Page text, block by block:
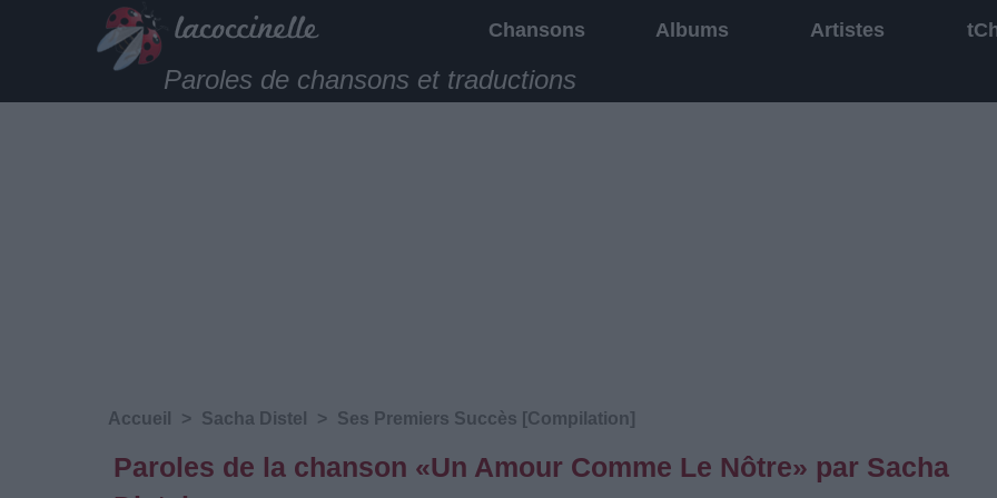
Chansons Albums Artistes
Paroles de chansons et traductions
Accueil > Sacha Distel > Ses Premiers Succès [Compilation]
Paroles de la chanson «Un Amour Comme Le Nôtre» par Sacha